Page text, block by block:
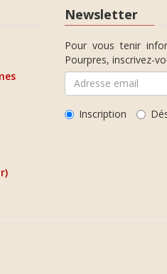
Newsletter
Pour vous tenir
Pourpres, inscrivez-
Inscription